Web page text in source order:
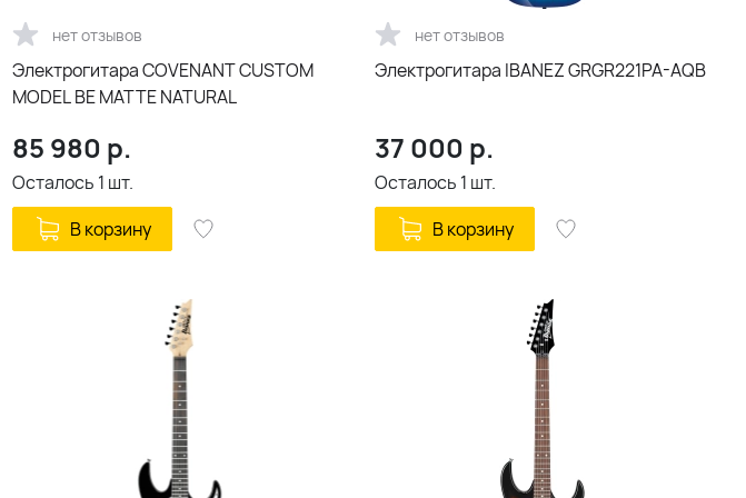
нет отзывов
Электрогитара COVENANT CUSTOM
MODEL BE MATTE NATURAL
85 980 р.
Осталось 1 шт.
В корзину
нет отзывов
Электрогитара IBANEZ GRGR221PA-AQB
37 000 р.
Осталось 1 шт.
В корзину